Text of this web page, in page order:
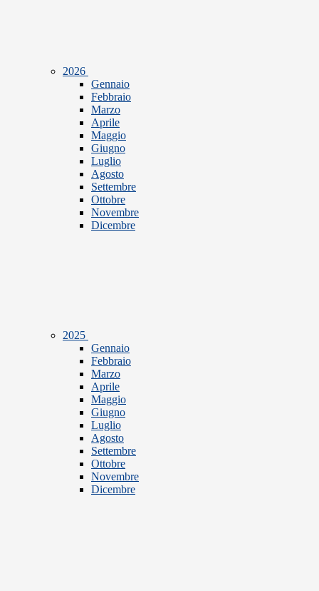
2026
Gennaio
Febbraio
Marzo
Aprile
Maggio
Giugno
Luglio
Agosto
Settembre
Ottobre
Novembre
Dicembre
2025
Gennaio
Febbraio
Marzo
Aprile
Maggio
Giugno
Luglio
Agosto
Settembre
Ottobre
Novembre
Dicembre